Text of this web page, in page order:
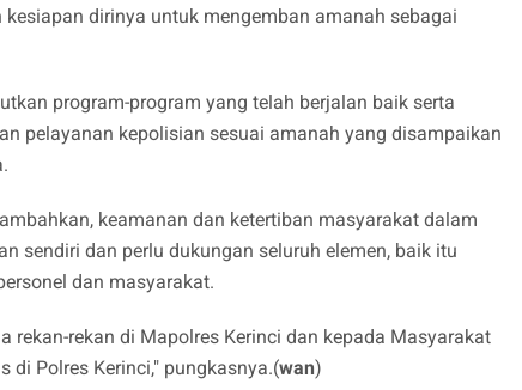
dirinya untuk mengemban amanah sebagai
program-program yang telah berjalan baik serta
pelayanan kepolisian sesuai amanah yang disampaikan
keamanan dan ketertiban masyarakat dalam
sendiri dan perlu dukungan seluruh elemen, baik itu
dan masyarakat.
rekan-rekan di Mapolres Kerinci dan kepada Masyarakat
di Polres Kerinci," pungkasnya.(wan)